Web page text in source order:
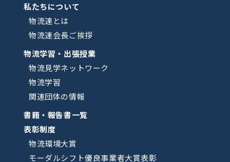
私たちについて
物流連とは
物流連会長ご挨拶
物流学習・出張授業
物流見学ネットワーク
物流学習
関連団体の情報
書籍・報告書一覧
表彰制度
物流環境大賞
モーダルシフト優良事業者大賞表彰